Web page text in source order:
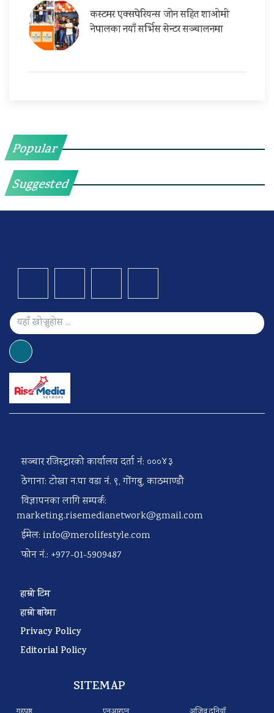
कस्टमर एक्सपेरियन्स जोन सहित शाओमी
नेपालका नयाँ सर्भिस सेन्टर सञ्चालनमा
Popular
Suggested
सञ्चार रजिस्ट्रारको कार्यालय दर्ता नं: ०००४३
ठेगाना: टोखा न.पा वडा नं. ९, गोंगबु, काठमाण्डौ
विज्ञापनका लागि सम्पर्क:
marketing.risemedianetwork@gmail.com
ईमेल: info@merolifestyle.com
फोन नं.: +977-01-5909487
हाम्रो टिम
हाम्रो बारेमा
Privacy Policy
Editorial Policy
SITEMAP